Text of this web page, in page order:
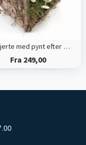
Barkhjerte med pynt efter dekoratørens valg
Fra 249,00